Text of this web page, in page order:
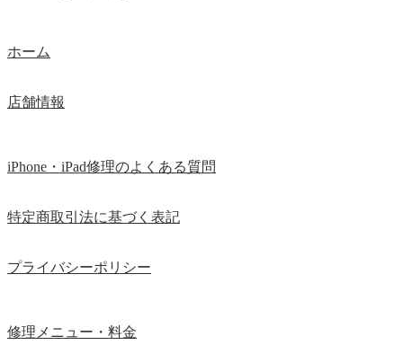
ホーム
店舗情報
iPhone・iPad修理のよくある質問
特定商取引法に基づく表記
プライバシーポリシー
修理メニュー・料金